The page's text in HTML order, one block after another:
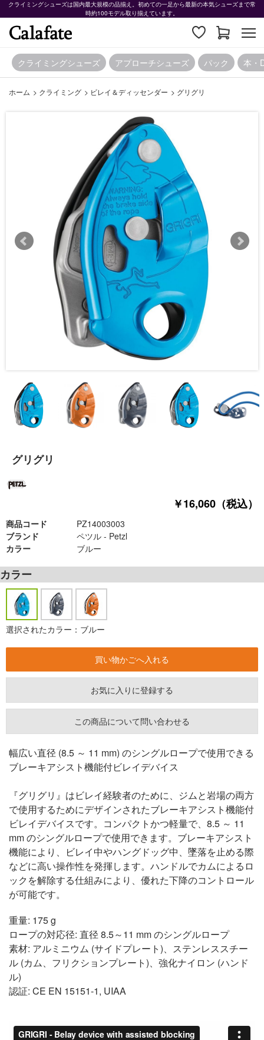
クライミングシューズは国内最大規模の品揃え。初めての一足から最新の本気シューズまで常
時約100モデル取り揃えています。
クライミングシューズ アプローチシューズ パック 本・
ホーム > クライミング > ビレイ＆ディッセンダー > グリグリ
グリグリ
￥16,060（税込）
商品コード
PZ14003003
ブランド
ペツル - Petzl
カラー
ブルー
カラー
選択されたカラー：ブルー
お気に入りに登録する
この商品について問い合わせる
幅広い直径 (8.5 ～ 11 mm) のシングルロープで使用できる
ブレーキアシスト機能付ビレイデバイス
『グリグリ』はビレイ経験者のために、ジムと岩場の両方
で使用するためにデザインされたブレーキアシスト機能付
ビレイデバイスです。コンパクトかつ軽量で、8.5 ～ 11
mm のシングルロープで使用できます。ブレーキアシスト
機能により、ビレイ中やハングドッグ中、墜落を止める際
などに高い操作性を発揮します。ハンドルでカムによるロ
ックを解除する仕組みにより、優れた下降のコントロール
が可能です。
重量: 175 g
ロープの対応径: 直径 8.5～11 mm のシングルロープ
素材: アルミニウム (サイドプレート)、ステンレススチー
ル (カム、フリクションプレート)、強化ナイロン (ハンド
ル)
認証: CE EN 15151-1, UIAA